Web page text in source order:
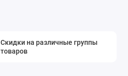
Скидки на различные группы
товаров